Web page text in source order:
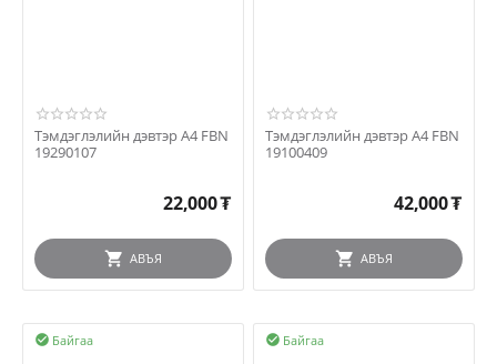
Тэмдэглэлийн дэвтэр A4 FBN
19290107
22,000₮
АВЪЯ
Тэмдэглэлийн дэвтэр A4 FBN
19100409
42,000₮
АВЪЯ
Байгаа
 Байгаа
